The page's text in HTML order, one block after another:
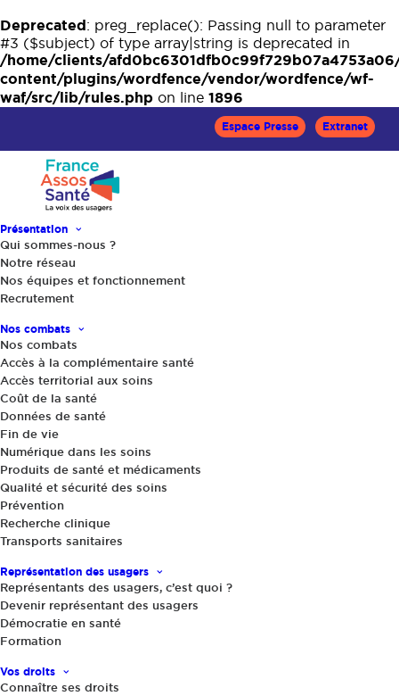
Deprecated: preg_replace(): Passing null to parameter
#3 ($subject) of type array|string is deprecated in
/home/clients/
content/plugins/wordfence/vendor/wordfence/wf-
waf/src/lib/rules.php on line 1896
Espace Presse Extranet
Présentation
Qui sommes-nous ?
Notre réseau
Nos équipes et fonctionnement
Recrutement
Nos combats
Nos combats
Accès à la complémentaire santé
Accès territorial aux soins
Coût de la santé
Données de santé
Fin de vie
Numérique dans les soins
Produits de santé et médicaments
Qualité et sécurité des soins
Prévention
Recherche clinique
Transports sanitaires
Représentation des usagers
Représentants des usagers, c’est quoi ?
Devenir représentant des usagers
Démocratie en santé
Formation
Vos droits
Connaître ses droits
Accueil
Pratiquer le yoga pour une meilleure santé ?
Santé et comportements
Pratiquer le yoga pour une meilleure
santé ?